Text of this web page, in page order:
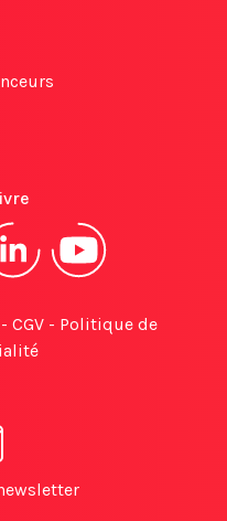
- CGV- Politique de